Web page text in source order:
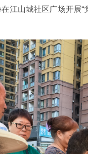
江山城社区广场开展